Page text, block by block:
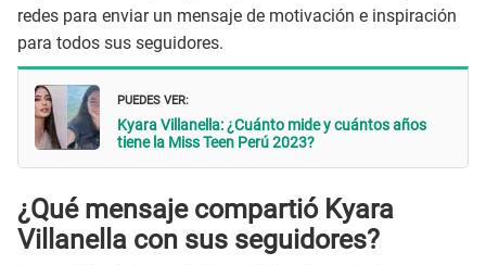
redes para enviar un mensaje de motivación e inspiración
para todos sus seguidores.
PUEDES VER:
Kyara Villanella: ¿Cuánto mide y cuántos años
tiene la Miss Teen Perú 2023?
¿Qué mensaje compartió Kyara
Villanella con sus seguidores?